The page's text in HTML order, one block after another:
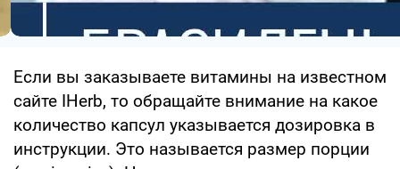
Если вы заказываете витамины на известном
сайте IHerb, то обращайте внимание на какое
количество капсул указывается дозировка в
инструкции. Это называется размер порции